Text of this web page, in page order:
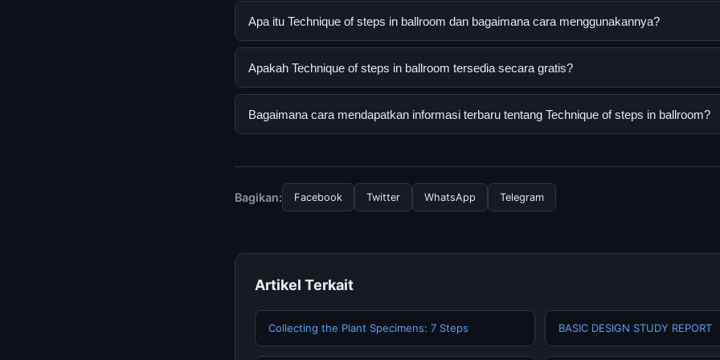
Apa itu Technique of steps in ballroom dan bagaimana cara menggunakannya?
Technique of steps in ballroom adalah layanan digital yang dirancang untuk membantu
resmi dan mengikuti panduan yang tersedia.
Apakah Technique of steps in ballroom tersedia secara gratis?
Ya, Technique of steps in ballroom dapat diakses secara gratis oleh semua pengguna.
Bagaimana cara mendapatkan informasi terbaru tentang Technique of steps in ballroom?
terpercaya.
Bagikan: Facebook Twitter WhatsApp Telegram
Artikel Terkait
Collecting the Plant Specimens: 7 Steps BASIC DESIGN STUDY REPORT